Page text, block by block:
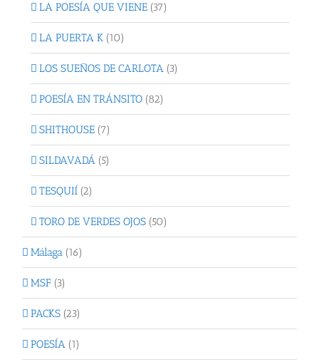
LA POESÍA QUE VIENE (37)
LA PUERTA K (10)
LOS SUEÑOS DE CARLOTA (3)
POESÍA EN TRÁNSITO (82)
SHITHOUSE (7)
SILDAVADÁ (5)
TESQUIÍ (2)
TORO DE VERDES OJOS (50)
Málaga (16)
MSF (3)
PACKS (23)
POESÍA (1)